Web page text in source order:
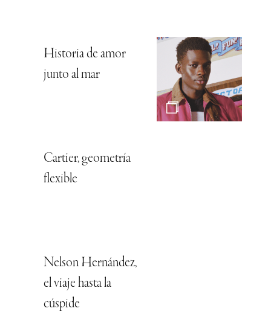
Historia de amor
junto al mar
Cartier, geometría
flexible
Nelson Hernández,
el viaje hasta la
cúspide